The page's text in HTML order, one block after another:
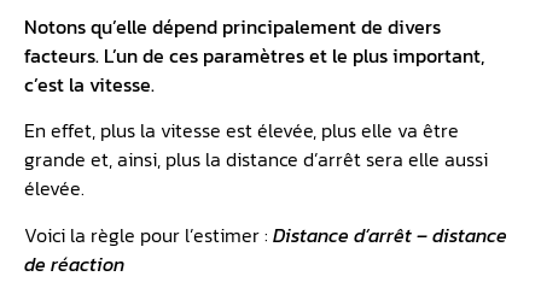
Notons qu’elle dépend principalement de divers
facteurs. L’un de ces paramètres et le plus important,
c’est la vitesse.
En effet, plus la vitesse est élevée, plus elle va être
grande et, ainsi, plus la distance d’arrêt sera elle aussi
élevée.
Voici la règle pour l’estimer : Distance d’arrêt – distance
de réaction